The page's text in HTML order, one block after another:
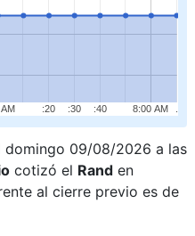
8:00 AM
:20 :30 :40
domingo 09/08/2026 a las
cotizó el Rand en
al cierre previo es de